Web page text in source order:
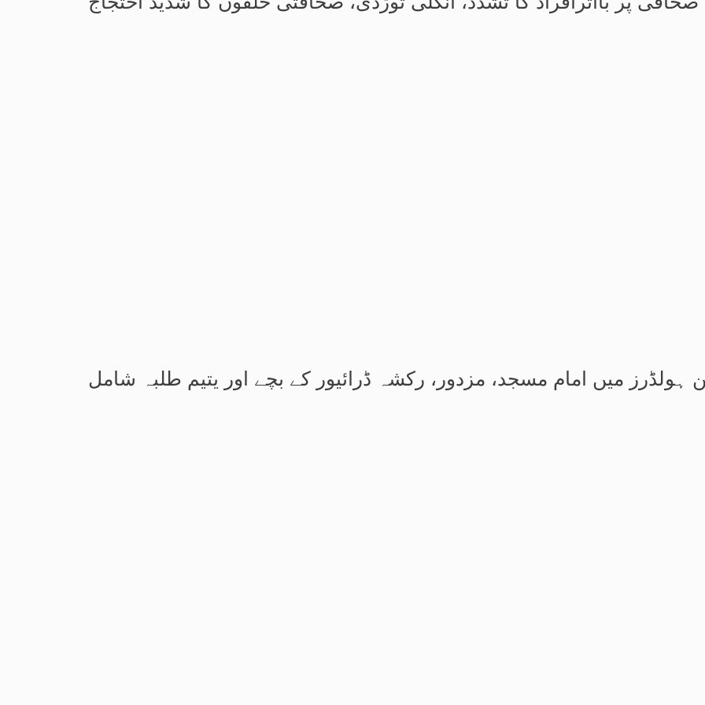
ہولڈرز میں امام مسجد، مزدور، رکشہ ڈرائیور کے بچے اور یتیم طلبہ شامل